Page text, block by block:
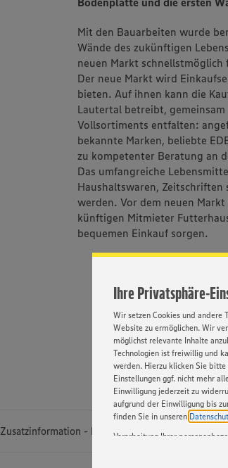
Ihre Privatsphäre-
Wir setzen Cookies und andere
Website zu ermöglichen. Wir
möglichst relevante Inhalte
Technologien ist freiwillig und
werden. Hierzu klicken Sie bitte
Einstellungen ggf. nicht mehr
Einwilligung jederzeit zu
aufgrund der Einwilligung bis
finden Sie in unseren
Verarbeitung Ihrer
Wir binden auf unserer
Mit den Bauarbeiten wurde
Wände des zukünftigen
neuen Markt schnellstmöglich
Der neue Markt wird
bieten. Auf ihnen kann die
Lautertal betreibt, gemeinsam
Vollsortiments entfalten:
bekannte Marken, beliebte
zu kompetenter Beratung an
Das umfangreiche
Haushaltswaren,
werden. Vor dem neuen
künftigen Mitmieter
bequemen Einkauf sorgen.
Zusatzinformation - EDEKA Südwest